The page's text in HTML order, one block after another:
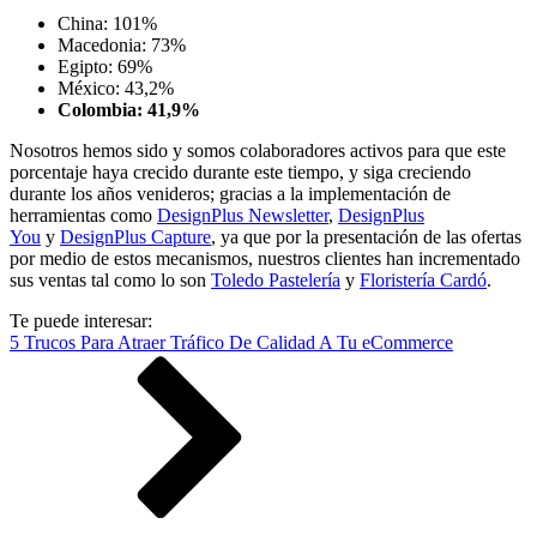
China: 101%
Macedonia: 73%
Egipto: 69%
México: 43,2%
Colombia: 41,9%
Nosotros hemos sido y somos colaboradores activos para que este
porcentaje haya crecido durante este tiempo, y siga creciendo
durante los años venideros; gracias a la implementación de
herramientas como DesignPlus Newsletter, DesignPlus
You y DesignPlus Capture, ya que por la presentación de las ofertas
por medio de estos mecanismos, nuestros clientes han incrementado
sus ventas tal como lo son Toledo Pastelería y Floristería Cardó.
Te puede interesar:
5 Trucos Para Atraer Tráfico De Calidad A Tu eCommerce